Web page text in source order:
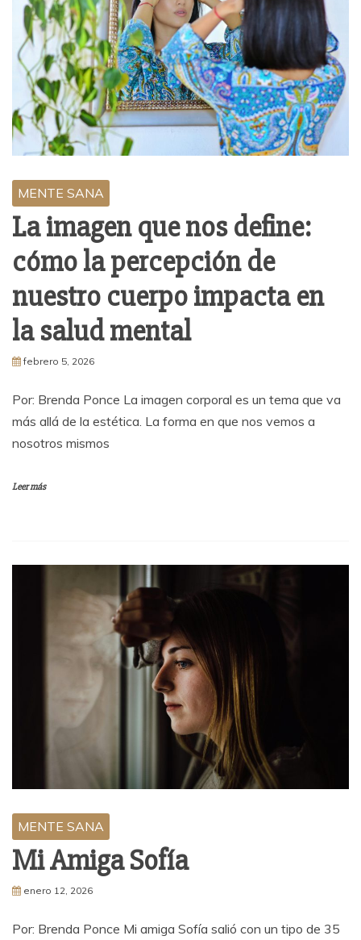
MENTE SANA
La imagen que nos define:
cómo la percepción de
nuestro cuerpo impacta en
la salud mental
febrero 5, 2026
Por: Brenda Ponce La imagen corporal es un tema que va
más allá de la estética. La forma en que nos vemos a
nosotros mismos
Leer más
MENTE SANA
Mi Amiga Sofía
enero 12, 2026
Por: Brenda Ponce Mi amiga Sofía salió con un tipo de 35